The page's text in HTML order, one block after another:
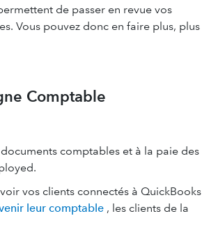
de passer en revue vos
Vous pouvez donc en faire plus, plus
Comptable
comptables et à la paie des
vos clients connectés à QuickBooks
leur comptable , les clients de la